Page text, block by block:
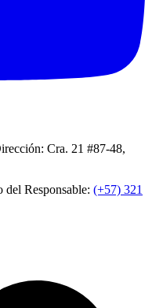
Cra. 21 #87-48,
del Responsable: (+57) 321